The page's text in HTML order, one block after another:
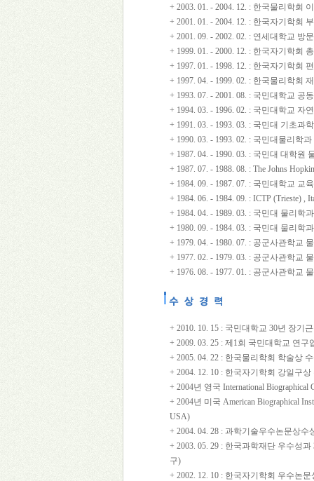
+ 2003. 01. - 2004. 12. : 한국물리학회
+ 2001. 01. - 2004. 12. : 한국자기학회
+ 2001. 09. - 2002. 02. : 연세대학교 방
+ 1999. 01. - 2000. 12. : 한국자기학회
+ 1997. 01. - 1998. 12. : 한국자기학회
+ 1997. 04. - 1999. 02. : 한국물리학회
+ 1993. 07. - 2001. 08. : 국민대학교 공
+ 1994. 03. - 1996. 02. : 국민대학교 자
+ 1991. 03. - 1993. 03. : 국민대 기초과
+ 1990. 03. - 1993. 02. : 국민대물리학
+ 1987. 04. - 1990. 03. : 국민대 대학원
+ 1987. 07. - 1988. 08. : The Johns
+ 1984. 09. - 1987. 07. : 국민대학교 교
+ 1984. 06. - 1984. 09. : ICTP (Trieste) ,
+ 1984. 04. - 1989. 03. : 국민대 물리학
+ 1980. 09. - 1984. 03. : 국민대 물리학
+ 1979. 04. - 1980. 07. : 공군사관학교
+ 1977. 02. - 1979. 03. : 공군사관학교
+ 1976. 08. - 1977. 01. : 공군사관학교
+ 2010. 10. 15 : 국민대학교 30년 장기
+ 2009. 03. 25 : 제1회 국민대학교 연
+ 2005. 04. 22 : 한국물리학회 학술상
+ 2004. 12. 10 : 한국자기학회 강일구
+ 2004년 영국 International
+ 2004년 미국 American Biographical
USA)
+ 2004. 04. 28 : 과학기술우수논문상
+ 2003. 05. 29 : 한국과학재단 우수성
구)
+ 2002. 12. 10 : 한국자기학회 우수논